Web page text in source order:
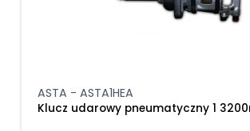
ASTA - ASTA1HEA
Klucz udarowy pneumatyczny 1